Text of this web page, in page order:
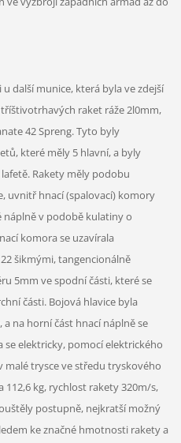
další munice, která byla ve zdejší
raket ráže 2l0mm,
42 Spreng. Tyto byly
které měly 5 hlavní, a byly
Rakety měly podobu
uvnitř hnací (spalovací) komory
náplně v podobě kulatiny o
komora se uzavírala
šikmými, tangencionálně
5mm ve spodní části, které se
části. Bojová hlavice byla
na horní část hnací náplně se
elektricky, pomocí elektrického
trysce ve středu tryskového
kg, rychlost rakety 320m/s,
postupně, nejkratší možný
ke značné hmotnosti rakety a